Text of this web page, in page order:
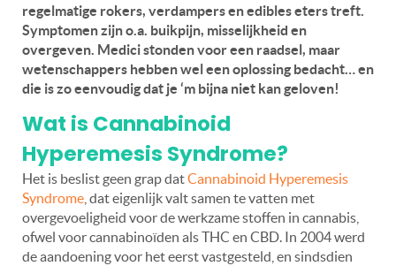
regelmatige rokers, verdampers en edibles eters treft.
Symptomen zijn o.a. buikpijn, misselijkheid en
overgeven. Medici stonden voor een raadsel, maar
wetenschappers hebben wel een oplossing bedacht… en
die is zo eenvoudig dat je ‘m bijna niet kan geloven!
Wat is Cannabinoid
Hyperemesis Syndrome?
Het is beslist geen grap datCannabinoid Hyperemesis
Syndrome , dat eigenlijk valt samen te vatten met
overgevoeligheid voor de werkzame stoffen in cannabis,
ofwel voor cannabinoïden als THC en CBD. In 2004 werd
de aandoening voor het eerst vastgesteld, en sindsdien